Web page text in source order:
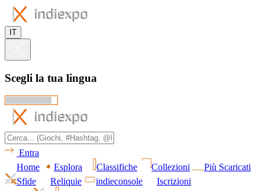
IT
Scegli la tua lingua
Entra
Home
Esplora Classifiche Collezioni
Più Scaricati
Sfide
Reliquie indieconsole Iscrizioni